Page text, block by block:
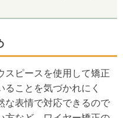
スピースを使用して矯正
ことを気づかれにく
な表情で対応できるので